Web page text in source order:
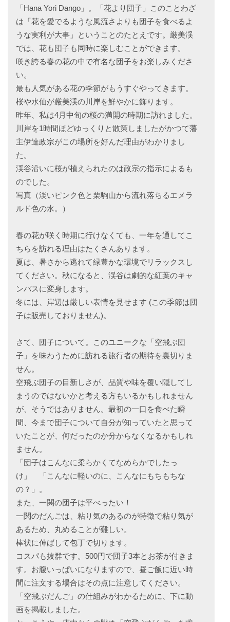
「Hana Yori Dango」。「花より団子」このことわざ
は「花を愛でるような風流さよりも団子を食べるよ
うな実利が大事」ということのたとえです。厳美渓
では、花も団子も同時に楽しむことができます。
咲き誇る春の花の中で有名な団子をお楽しみくださ
い。
最も人気がある花の季節がもうすぐやってきます。
桜や水仙が厳美渓の川岸を鮮やかに飾ります。
昨年、私は4月中旬の桜の満開の時期に訪れました。
川岸を1時間ほどゆっくりと散策しましたがかつて藩
主伊達政宗がこの場所を好んだ理由がわかりまし
た。
渓谷沿いに桜が植えられたのは政宗の指示によるも
のでした。
写真（淡いピンク色と栗駒山から流れ落ちるエメラ
ルド色の水。）
春の花が咲く時期に行けなくても、一年を通してこ
ちらを訪れる理由はたくさんあります。
夏は、暑さから逃れて緑豊かな環境でリラックスし
てください。秋になると、渓谷は劇的な紅葉のキャ
ンバスに変身します。
冬には、岸辺は厳しい表情を見せます (この季節は団
子は販売しておりません)。
さて、団子について。このユニークな「空飛ぶ団
子」を味わうために訪れる旅行者の期待を裏切りま
せん。
空飛ぶ団子の目新しさが、品質や味を覆い隠してし
まうのではないかと考える方もいるかもしれません
が、そうではありません。最初の一口を食べた瞬
間、今まで団子について自分が知っていたと思って
いたことが、何だったのか分からなくなるかもしれ
ません。
「団子はこんなに柔らかくてなめらかでしたっ
け」 「こんなに軽いのに、こんなにもちもちな
の？」。
また、一関の団子は平べったい！
一関のだんごは、粘り気のあるのが特徴で粘り気が
あるため、丸めることが難しい。
棒状に伸ばして包丁で切ります。
コスパも抜群です。500円で団子3本とお茶が付きま
す。お腹いっぱいになりますので、昼ご飯に近い時
間に注文する場合はその点に注意してください。
「空飛ぶだんご」の仕組みがわかるために、下に動
画を掲載しました。